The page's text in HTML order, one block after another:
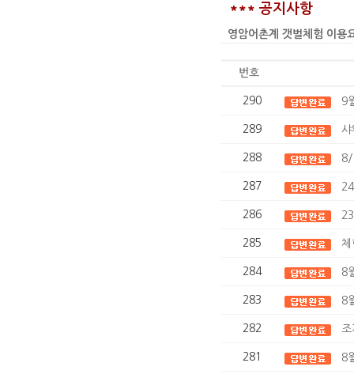
*** 공지사항
영암어촌계 갯벌체험 이
번호
290 9
289
288 8/
287
286
285 체
284 8
283 8
282
281 8